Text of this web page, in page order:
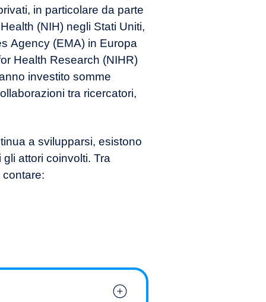
in particolare da parte
(NIH) negli Stati Uniti,
Agency (EMA) in Europa
Health Research (NIHR)
investito somme
tra ricercatori,
a svilupparsi, esistono
attori coinvolti. Tra